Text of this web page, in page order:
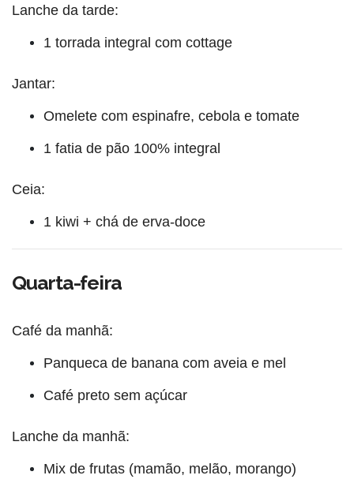
Lanche da tarde:
1 torrada integral com cottage
Jantar:
Omelete com espinafre, cebola e tomate
1 fatia de pão 100% integral
Ceia:
1 kiwi + chá de erva-doce
Quarta-feira
Café da manhã:
Panqueca de banana com aveia e mel
Café preto sem açúcar
Lanche da manhã:
Mix de frutas (mamão, melão, morango)